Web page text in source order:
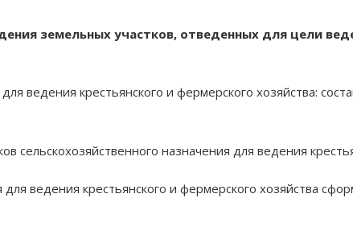
земельных участков, отведенных для цели
ведения крестьянского и фермерского хозяйства:
сельскохозяйственного назначения для ведения
ведения крестьянского и фермерского хозяйства